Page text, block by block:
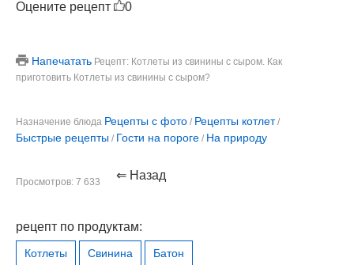
Оцените рецепт 0
Напечатать Рецепт: Котлеты из свинины с сыром. Как
приготовить Котлеты из свинины с сыром?
Назначение блюда Рецепты с фото / Рецепты котлет/
Быстрые рецепты / Гости на пороге / На природу
Просмотров: 7 633 ⇐ Назад
рецепт по продуктам:
Котлеты Свинина
Батон